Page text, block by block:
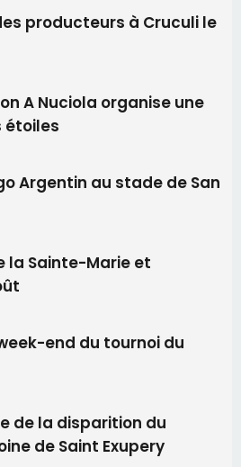
producteurs à Cruculi le
A Nuciola organise une
étoiles
Argentin au stade de San
la Sainte-Marie et
end du tournoi du
de la disparition du
de Saint Exupery